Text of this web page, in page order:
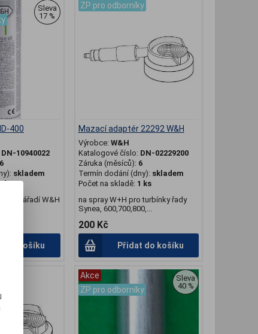
Sleva
17 %
400
DN-10940022
6
skladem
ks
na nářadí W&H
do košíku
ZP pro odborníky
Mazací adaptér 22292 W&H
Výrobce: W&H
Katalogové číslo: DN-02229200
Záruka (měsíců): 6
Termín dodání (dny): skladem
Počet na skladě: 1 ks
na spray W+H pro turbínky řady
Synea, 600,700,800,...
200 Kč
Přidat do košíku
Akce
ZP pro odborníky
Sleva
40 %